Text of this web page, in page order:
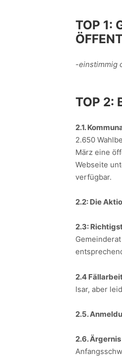
TOP 1:
-einstimmig
TOP 2:
2.1.
2.650
März eine
Webseite
verfügbar.
2.2: Die
2.3:
2.4
Isar, aber
2.5.
2.6.